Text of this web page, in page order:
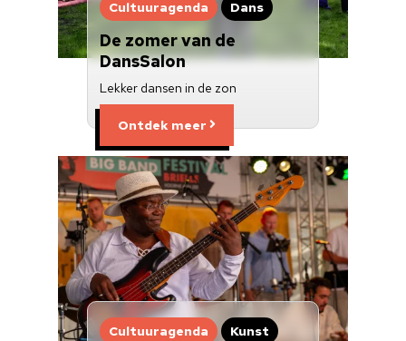
Cultuuragenda Dans
De zomer van de
DansSalon
Lekker dansen in de zon
Ontdek meer
Cultuuragenda Kunst